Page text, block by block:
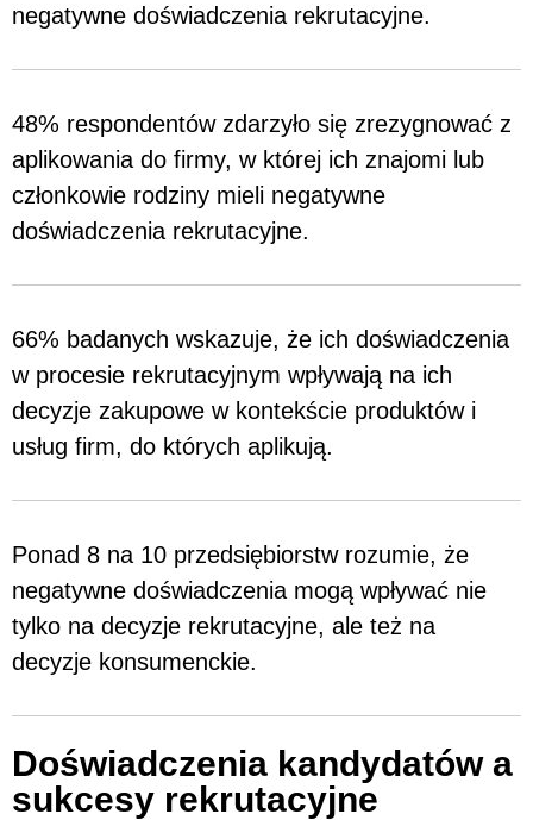
negatywne doświadczenia rekrutacyjne.
48% respondentów zdarzyło się zrezygnować z
aplikowania do firmy, w której ich znajomi lub
członkowie rodziny mieli negatywne
doświadczenia rekrutacyjne.
66% badanych wskazuje, że ich doświadczenia
w procesie rekrutacyjnym wpływają na ich
decyzje zakupowe w kontekście produktów i
usług firm, do których aplikują.
Ponad 8 na 10 przedsiębiorstw rozumie, że
negatywne doświadczenia mogą wpływać nie
tylko na decyzje rekrutacyjne, ale też na
decyzje konsumenckie.
Doświadczenia kandydatów a
sukcesy rekrutacyjne